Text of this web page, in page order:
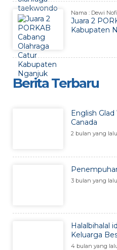
Nama : Dewi
Juara 2
Kabupaten
Berita Terbaru
English
Canada
2 bulan yang lalu
3 bulan yang lalu
Halalbihalal
Keluarga
4 bulan yang